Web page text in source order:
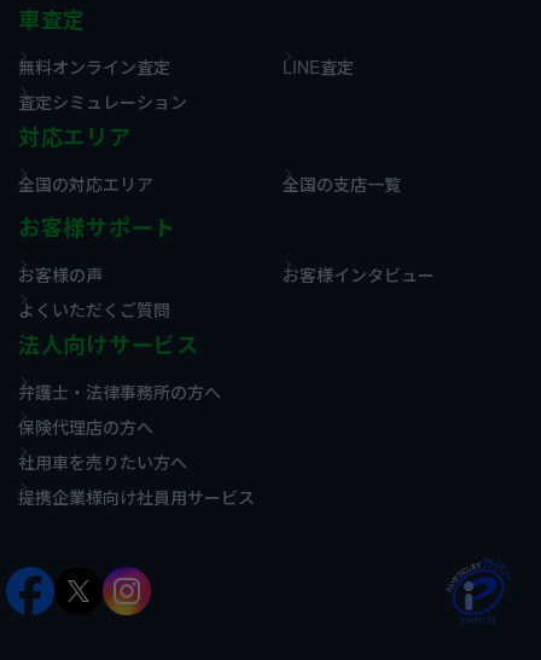
車査定
無料オンライン査定
LINE査定
査定シミュレーション
対応エリア
全国の対応エリア 全国の支店一覧
お客様サポート
お客様の声
お客様インタビュー
よくいただくご質問
法人向けサービス
弁護士・法律事務所の方へ
保険代理店の方へ
社用車を売りたい方へ
提携企業様向け社員用サービス